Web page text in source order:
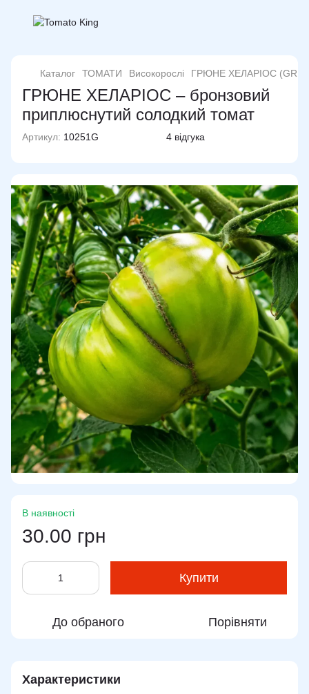
Каталог ТОМАТИ Високорослі ГРЮНЕ ХЕЛАРІОС
ГРЮНЕ ХЕЛАРІОС – бронзовий
приплюснутий солодкий томат
Артикул: 10251G 4 відгука
В наявності
30.00 грн
Купити
До обраного Порівняти
Характеристики